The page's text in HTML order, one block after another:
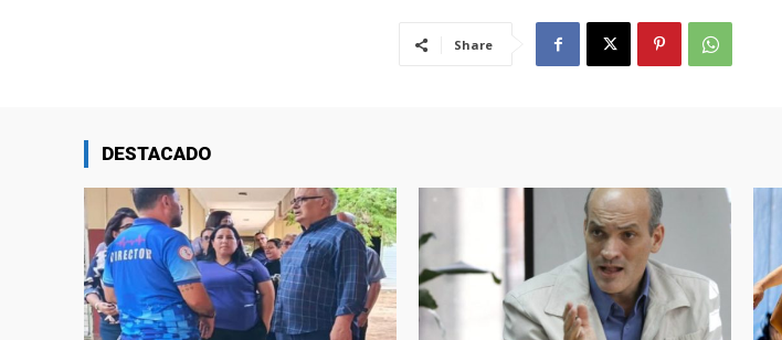
Share
DESTACADO